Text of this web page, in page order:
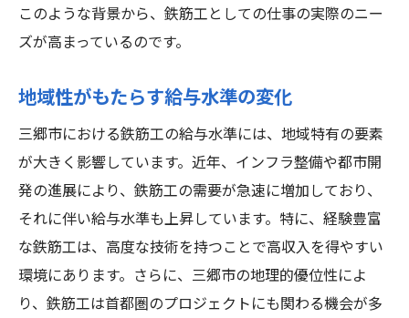
困難を乗り越えた秘訣
成功事例から学ぶ実践的教訓
の展望
今後の建設プロジェクトの見通し
地域経済の成長と雇用機会
技術の進化がもたらす新たな可能性
高収入を目指すための長期的な戦略
若手鉄筋工への期待と支援
三郷市での鉄筋工としての未来
このような背景から、鉄筋工としての仕事の実際のニー
ズが高まっているのです。
地域性がもたらす給与水準の変化
三郷市における鉄筋工の給与水準には、地域特有の要素
が大きく影響しています。近年、インフラ整備や都市開
発の進展により、鉄筋工の需要が急速に増加しており、
それに伴い給与水準も上昇しています。特に、経験豊富
な鉄筋工は、高度な技術を持つことで高収入を得やすい
環境にあります。さらに、三郷市の地理的優位性によ
り、鉄筋工は首都圏のプロジェクトにも関わる機会が多